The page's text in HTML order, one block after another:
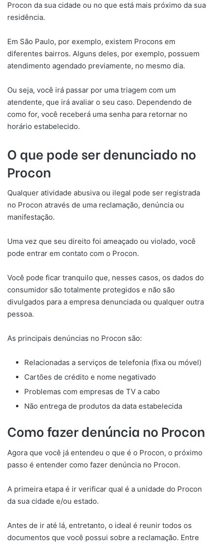
Procon da sua cidade ou no que está mais próximo da sua
residência.
Em São Paulo, por exemplo, existem Procons em
diferentes bairros. Alguns deles, por exemplo, possuem
atendimento agendado previamente, no mesmo dia.
Ou seja, você irá passar por uma triagem com um
atendente, que irá avaliar o seu caso. Dependendo de
como for, você receberá uma senha para retornar no
horário estabelecido.
O que pode ser denunciado no
Procon
Qualquer atividade abusiva ou ilegal pode ser registrada
no Procon através de uma reclamação, denúncia ou
manifestação.
Uma vez que seu direito foi ameaçado ou violado, você
pode entrar em contato com o Procon.
Você pode ficar tranquilo que, nesses casos, os dados do
consumidor são totalmente protegidos e não são
divulgados para a empresa denunciada ou qualquer outra
pessoa.
As principais denúncias no Procon são:
Relacionadas a serviços de telefonia (fixa ou móvel)
Cartões de crédito e nome negativado
Problemas com empresas de TV a cabo
Não entrega de produtos da data estabelecida
Como fazer denúncia no Procon
Agora que você já entendeu o que é o Procon, o próximo
passo é entender como fazer denúncia no Procon.
A primeira etapa é ir verificar qual é a unidade do Procon
da sua cidade e/ou estado.
Antes de ir até lá, entretanto, o ideal é reunir todos os
documentos que você possui sobre a reclamação. Entre